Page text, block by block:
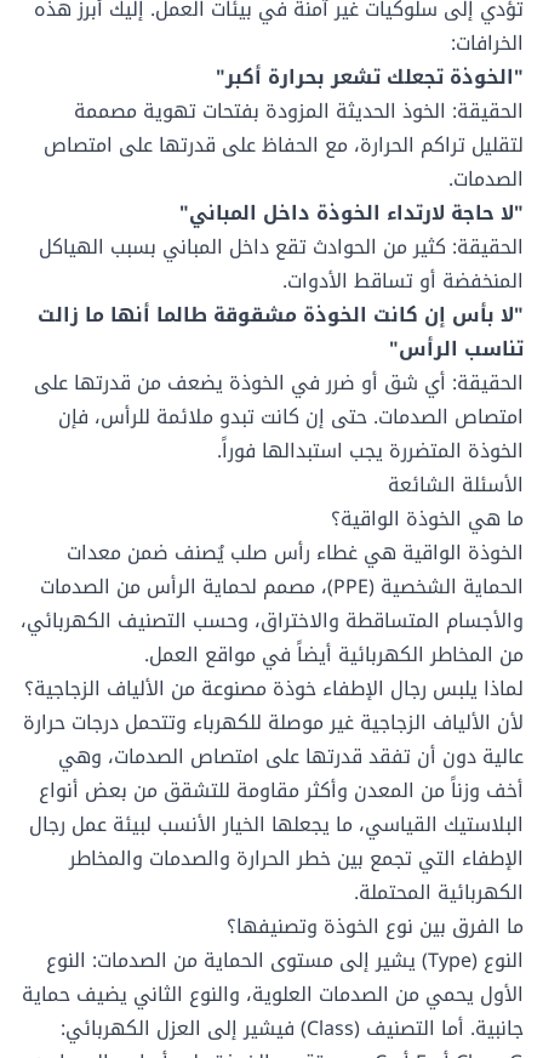
تؤدي إلى سلوكيات غير آمنة في بيئات العمل. إليك أبرز هذه
الخرافات:
"الخوذة تجعلك تشعر بحرارة أكبر"
الحقيقة: الخوذ الحديثة المزودة بفتحات تهوية مصممة
لتقليل تراكم الحرارة، مع الحفاظ على قدرتها على امتصاص
الصدمات.
"لا حاجة لارتداء الخوذة داخل المباني"
الحقيقة: كثير من الحوادث تقع داخل المباني بسبب الهياكل
المنخفضة أو تساقط الأدوات.
"لا بأس إن كانت الخوذة مشقوقة طالما أنها ما زالت
تناسب الرأس"
الحقيقة: أي شق أو ضرر في الخوذة يضعف من قدرتها على
امتصاص الصدمات. حتى إن كانت تبدو ملائمة للرأس، فإن
الخوذة المتضررة يجب استبدالها فوراً.
الأسئلة الشائعة
ما هي الخوذة الواقية؟
الخوذة الواقية هي غطاء رأس صلب يُصنف ضمن معدات
الحماية الشخصية (PPE)، مصمم لحماية الرأس من الصدمات
والأجسام المتساقطة والاختراق، وحسب التصنيف الكهربائي،
من المخاطر الكهربائية أيضاً في مواقع العمل.
لماذا يلبس رجال الإطفاء خوذة مصنوعة من الألياف الزجاجية؟
لأن الألياف الزجاجية غير موصلة للكهرباء وتتحمل درجات حرارة
عالية دون أن تفقد قدرتها على امتصاص الصدمات، وهي
أخف وزناً من المعدن وأكثر مقاومة للتشقق من بعض أنواع
البلاستيك القياسي، ما يجعلها الخيار الأنسب لبيئة عمل رجال
الإطفاء التي تجمع بين خطر الحرارة والصدمات والمخاطر
الكهربائية المحتملة.
ما الفرق بين نوع الخوذة وتصنيفها؟
النوع (Type) يشير إلى مستوى الحماية من الصدمات: النوع
الأول يحمي من الصدمات العلوية، والنوع الثاني يضيف حماية
جانبية. أما التصنيف (Class) فيشير إلى العزل الكهربائي: